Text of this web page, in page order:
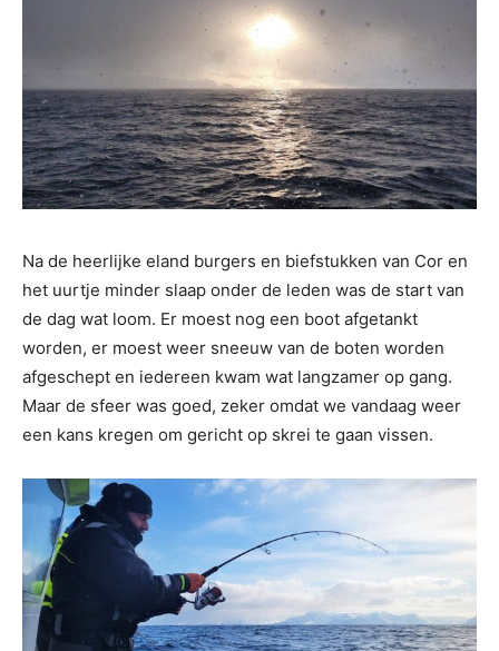
Na de heerlijke eland burgers en biefstukken van Cor en
het uurtje minder slaap onder de leden was de start van
de dag wat loom. Er moest nog een boot afgetankt
worden, er moest weer sneeuw van de boten worden
afgeschept en iedereen kwam wat langzamer op gang.
Maar de sfeer was goed, zeker omdat we vandaag weer
een kans kregen om gericht op skrei te gaan vissen.